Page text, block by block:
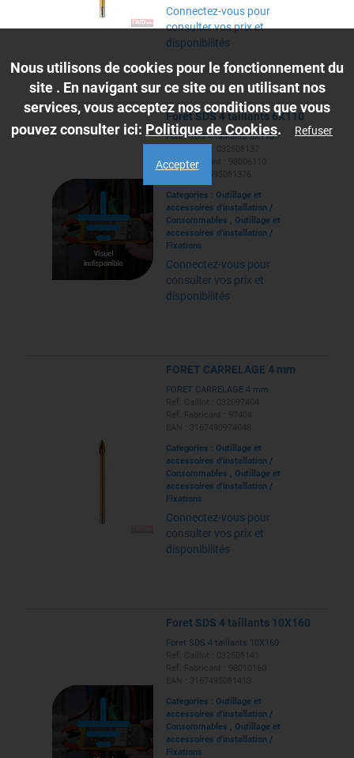
Connectez-vous pour
consulter vos prix et
disponibilités
Foret SDS 4 taillants 6X110
Foret SDS 4 taillants 6X110
Ref. Fabricant : 98006110
EAN : 3167495081376
Categories : Outillage et
accessoires d'installation /
Consommables , Outillage et
accessoires d'installation /
Fixations
Connectez-vous pour
consulter vos prix et
disponibilités
FORET CARRELAGE 4 mm
FORET CARRELAGE 4 mm
Categories : Outillage et
accessoires d'installation /
Consommables , Outillage et
accessoires d'installation /
Fixations
Connectez-vous pour
consulter vos prix et
disponibilités
Foret SDS 4 taillants 10X160
Foret SDS 4 taillants 10X160
Categories : Outillage et
accessoires d'installation /
Consommables , Outillage et
accessoires d'installation /
Fixations
Nous utilisons de cookies pour le fonctionnement du
site . En navigant sur ce site ou en utilisant nos
services, vous acceptez nos conditions que vous
pouvez consulter ici: Politique de Cookies. Refuser
Accepter